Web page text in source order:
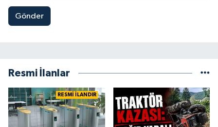
Gönder
Resmi İlanlar
RESMİ İLANDIR